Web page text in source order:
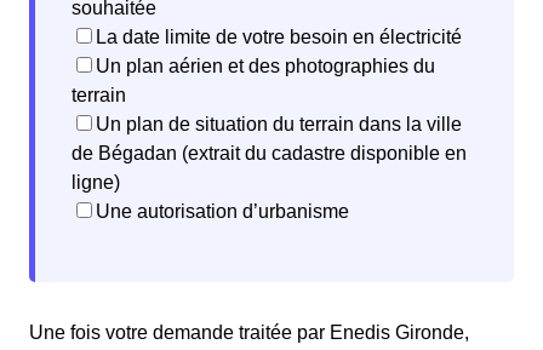
souhaitée
La date limite de votre besoin en électricité
Un plan aérien et des photographies du
terrain
Un plan de situation du terrain dans la ville
de Bégadan (extrait du cadastre disponible en
ligne)
Une autorisation d’urbanisme
Une fois votre demande traitée par Enedis Gironde,